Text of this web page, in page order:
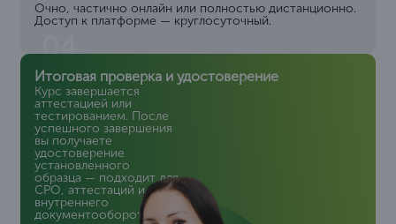
Очно, частично онлайн или полностью дистанционно.
Доступ к платформе — круглосуточный.
04
Итоговая проверка и удостоверение
Курс завершается
аттестацией или
тестированием. После
успешного завершения
вы получаете
удостоверение
установленного
образца — подходит для
СРО, аттестаций и
внутреннего
документооборота.